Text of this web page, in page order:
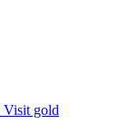
Visit gold